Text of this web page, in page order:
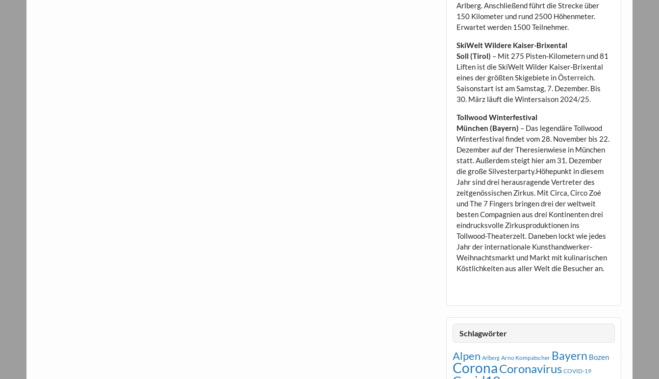
Arlberg. Anschließend führt die Strecke über
150 Kilometer und rund 2500 Höhenmeter.
Erwartet werden 1500 Teilnehmer.
SkiWelt Wildere Kaiser-Brixental
Soll (Tirol) – Mit 275 Pisten-Kilometern und 81
Liften ist die SkiWelt Wilder Kaiser-Brixental
eines der größten Skigebiete in Österreich.
Saisonstart ist am Samstag, 7. Dezember. Bis
30. März läuft die Wintersaison 2024/25.
Tollwood Winterfestival
München (Bayern) – Das legendäre Tollwood
Winterfestival findet vom 28. November bis 22.
Dezember auf der Theresienwiese in München
statt. Außerdem steigt hier am 31. Dezember
die große Silvesterparty.Höhepunkt in diesem
Jahr sind drei herausragende Vertreter des
zeitgenössischen Zirkus. Mit Circa, Circo Zoé
und The 7 Fingers bringen drei der weltweit
besten Compagnien aus drei Kontinenten drei
eindrucksvolle Zirkusproduktionen ins
Tollwood-Theaterzelt. Daneben lockt wie jedes
Jahr der internationale Kunsthandwerker-
Weihnachtsmarkt und Markt mit kulinarischen
Köstlichkeiten aus aller Welt die Besucher an.
Schlagwörter
Alpen Arlberg Arno Kompatscher Bayern Bozen
CoronaCoronavirus COVID-19